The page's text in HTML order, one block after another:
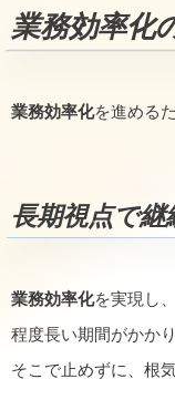
業務効率化
業務効率化を進める
長期視点で
業務効率化を実現し
程度長い期間がかか
そこで止めずに、根